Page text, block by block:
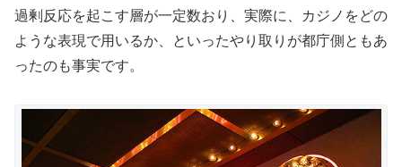
過剰反応を起こす層が一定数おり、実際に、カジノをどの
ような表現で用いるか、といったやり取りが都庁側ともあ
ったのも事実です。